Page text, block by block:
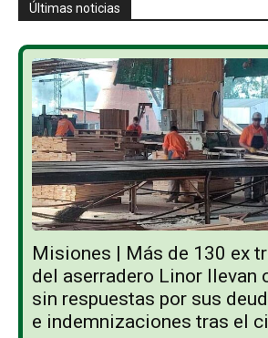
Últimas noticias
Misiones | Más de 130 ex
del aserradero Linor llevan
sin respuestas por sus
e indemnizaciones tras el